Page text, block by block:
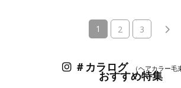
1 (current)
2 3
＃カラログ （ヘアカラー毛
おすすめ特集